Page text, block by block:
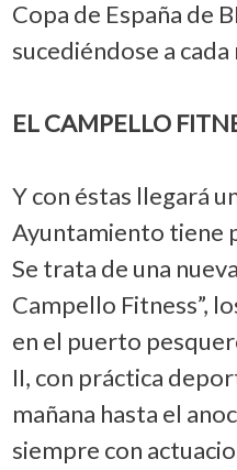
Copa de España de
sucediéndose a
EL CAMPELLO
Y con éstas llegará
Ayuntamiento tiene
Se trata de una
Campello Fitness”,
en el puerto
II, con práctica
mañana hasta el
siempre con